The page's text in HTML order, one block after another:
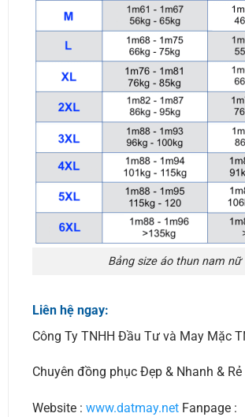
Bảng size áo thun nam nữ
Liên hệ ngay:
Công Ty TNHH Đầu Tư và May Mặc
Chuyên đồng phục Đẹp & Nhanh & Rẻ
Website : www.datmay.netFanpage :